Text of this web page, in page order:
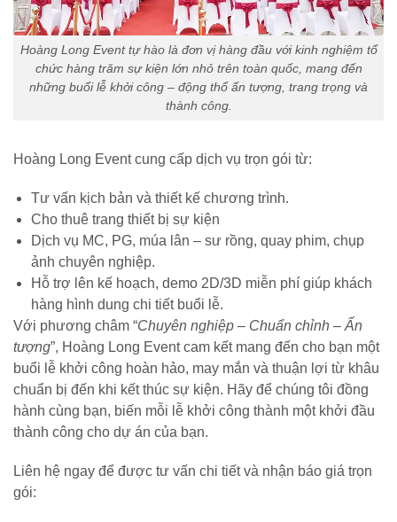
Hoàng Long Event tự hào là đơn vị hàng đầu với kinh nghiệm tổ
chức hàng trăm sự kiện lớn nhỏ trên toàn quốc, mang đến
những buổi lễ khởi công – động thổ ấn tượng, trang trọng và
thành công.
Hoàng Long Event cung cấp dịch vụ trọn gói từ:
Tư vấn kịch bản và thiết kế chương trình.
Cho thuê trang thiết bị sự kiện
Dịch vụ MC, PG, múa lân – sư rồng, quay phim, chụp
ảnh chuyên nghiệp.
Hỗ trợ lên kế hoạch, demo 2D/3D miễn phí giúp khách
hàng hình dung chi tiết buổi lễ.
Với phương châm “Chuyên nghiệp – Chuẩn chỉnh – Ấn
tượng”, Hoàng Long Event cam kết mang đến cho bạn một
buổi lễ khởi công hoàn hảo, may mắn và thuận lợi từ khâu
chuẩn bị đến khi kết thúc sự kiện. Hãy để chúng tôi đồng
hành cùng bạn, biến mỗi lễ khởi công thành một khởi đầu
thành công cho dự án của bạn.
Liên hệ ngay để được tư vấn chi tiết và nhận báo giá trọn
gói: